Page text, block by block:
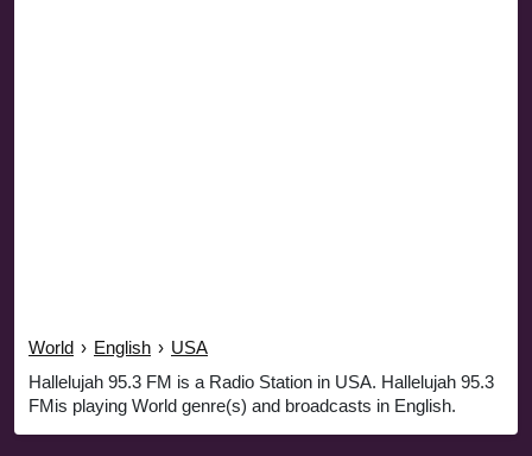
World › English › USA
Hallelujah 95.3 FM is a Radio Station in USA. Hallelujah 95.3
FMis playing World genre(s) and broadcasts in English.